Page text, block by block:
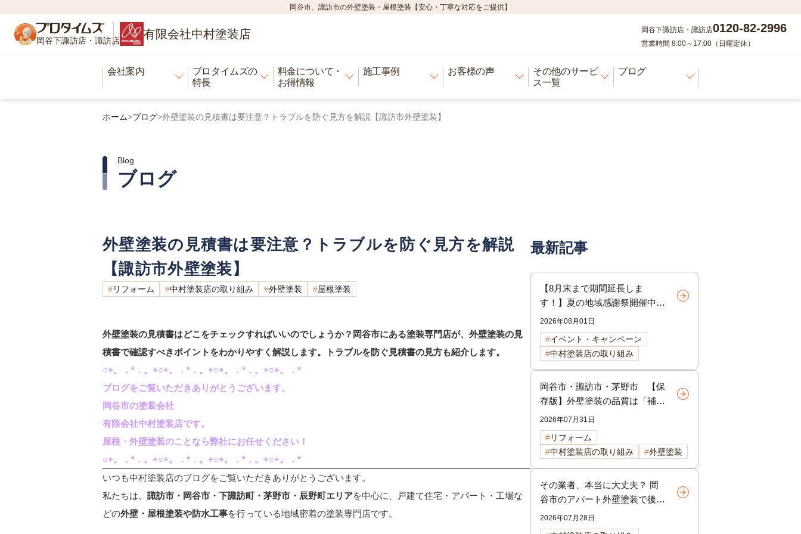
岡谷市、諏訪市の外壁塗装・屋根塗装【安心・丁寧な対応をご提供】
岡谷下諏訪店・諏訪店 有限会社中村塗装店 岡谷下諏訪店・諏訪店0120-82-2996
営業時間 8:00～17:00（日曜定休）
会社案内
プロタイムズの
特長
料金について・
お得情報
施工事例 お客様の声
その他のサービ
ス一覧
ブログ
ホーム>ブログ>外壁塗装の見積書は要注意？トラブルを防ぐ見方を解説【諏訪市外壁塗装】
ブログ
Blog
外壁塗装の見積書は要注意？トラブルを防ぐ見方を解説
【諏訪市外壁塗装】
リフォーム 中村塗装店の取り組み 外壁塗装 屋根塗装
外壁塗装の見積書はどこをチェックすればいいのでしょうか？岡谷市にある塗装専門店が、外壁塗装の見
積書で確認すべきポイントをわかりやすく解説します。トラブルを防ぐ見積書の見方も紹介します。
○+。．*．。+○+。．*．。+○+。．*．。+○+。．*
ブログをご覧いただきありがとうございます。
岡谷市の塗装会社
有限会社中村塗装店です。
屋根・外壁塗装のことなら弊社にお任せください！
○+。．*．。+○+。．*．。+○+。．*．。+○+。．*
いつも中村塗装店のブログをご覧いただきありがとうございます。
私たちは、 諏訪市・岡谷市・下諏訪町・茅野市・辰野町エリアを中心に、戸建て住宅・アパート・工場な
どの外壁・屋根塗装や防水工事を行っている地域密着の塗装専門店です。
最新記事
【8月末まで期間延長しま
す！】夏の地域感謝祭開催中！
外壁・屋根リフォームをご検討
中の方へ
2026年08月01日
イベント・キャンペーン
中村塗装店の取り組み
岡谷市・諏訪市・茅野市 【保
存版】外壁塗装の品質は「補
修」で決まる！塗装前に行う下
地補修の重要性を徹底解説
2026年07月31日
リフォーム
中村塗装店の取り組み
外壁塗装
その業者、本当に大丈夫？ 岡
谷市のアパート外壁塗装で後悔
しないための選び方
2026年07月28日